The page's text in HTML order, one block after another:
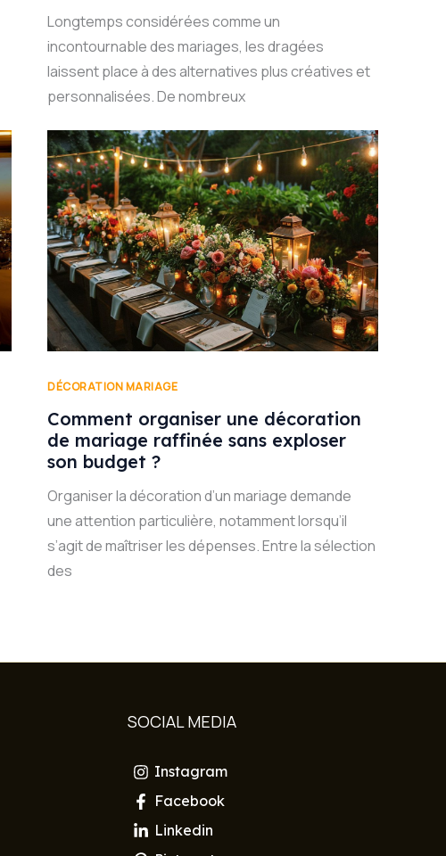
Longtemps considérées comme un
incontournable des mariages, les dragées
laissent place à des alternatives plus créatives et
personnalisées. De nombreux
DÉCORATION MARIAGE
Comment organiser une décoration
de mariage raffinée sans exploser
son budget ?
Organiser la décoration d’un mariage demande
une attention particulière, notamment lorsqu’il
s’agit de maîtriser les dépenses. Entre la sélection
des
SOCIAL MEDIA
Instagram
Facebook
Linkedin